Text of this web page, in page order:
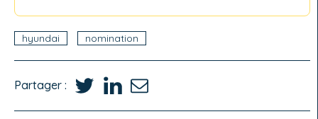
hyundai nomination
Partager :